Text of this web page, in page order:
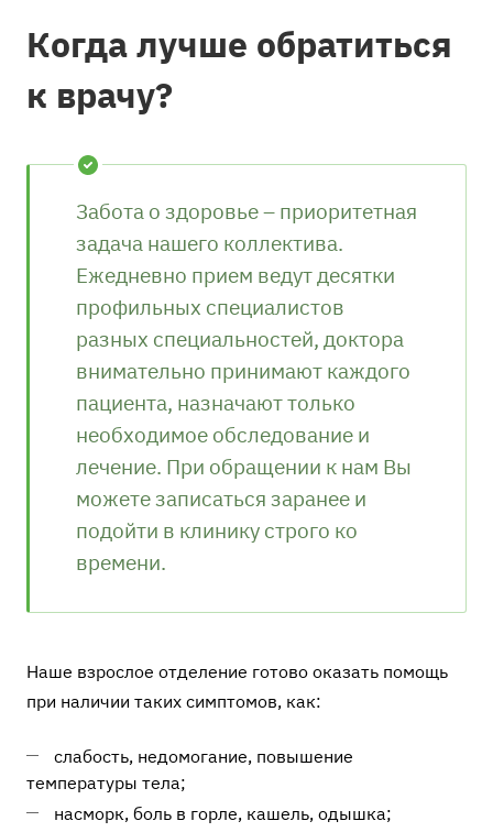
Когда лучше обратиться
к врачу?
Забота о здоровье – приоритетная
задача нашего коллектива.
Ежедневно прием ведут десятки
профильных специалистов
разных специальностей, доктора
внимательно принимают каждого
пациента, назначают только
необходимое обследование и
лечение. При обращении к нам Вы
можете записаться заранее и
подойти в клинику строго ко
времени.
Наше взрослое отделение готово оказать помощь
при наличии таких симптомов, как:
слабость, недомогание, повышение
температуры тела;
насморк, боль в горле, кашель, одышка;